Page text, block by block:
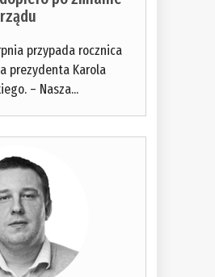
rządu
przypada rocznica
prezydenta Karola
– Nasza...